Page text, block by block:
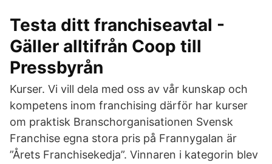
Testa ditt franchiseavtal -
Gäller alltifrån Coop till
Pressbyrån
Kurser. Vi vill dela med oss av vår kunskap och
kompetens inom franchising därför har kurser
om praktisk Branschorganisationen Svensk
Franchise egna stora pris på Frannygalan är
”Årets Franchisekedja”. Vinnaren i kategorin blev